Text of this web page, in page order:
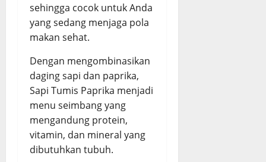
sehingga cocok untuk Anda
yang sedang menjaga pola
makan sehat.
Dengan mengombinasikan
daging sapi dan paprika,
Sapi Tumis Paprika menjadi
menu seimbang yang
mengandung protein,
vitamin, dan mineral yang
dibutuhkan tubuh.